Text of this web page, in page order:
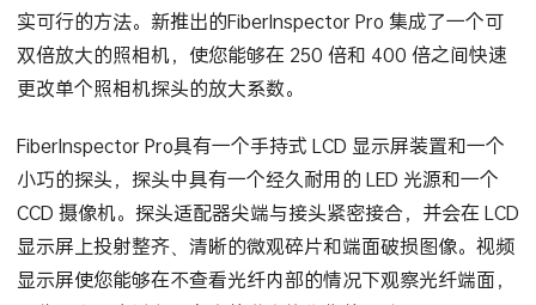
险。当检查大多数无法拆卸的硬件设备时，这是唯一一种切
实可行的方法。新推出的FiberInspector Pro 集成了一个可
双倍放大的照相机，使您能够在 250 倍和 400 倍之间快速
FiberInspector Pro具有一个手持式 LCD 显示屏装置和一个
小巧的探头，探头中具有一个经久耐用的 LED 光源和一个
CCD 摄像机。探头适配器尖端与接头紧密接合，并会在 LCD
显示屏上投射整齐、清晰的微观碎片和端面破损图像。视频